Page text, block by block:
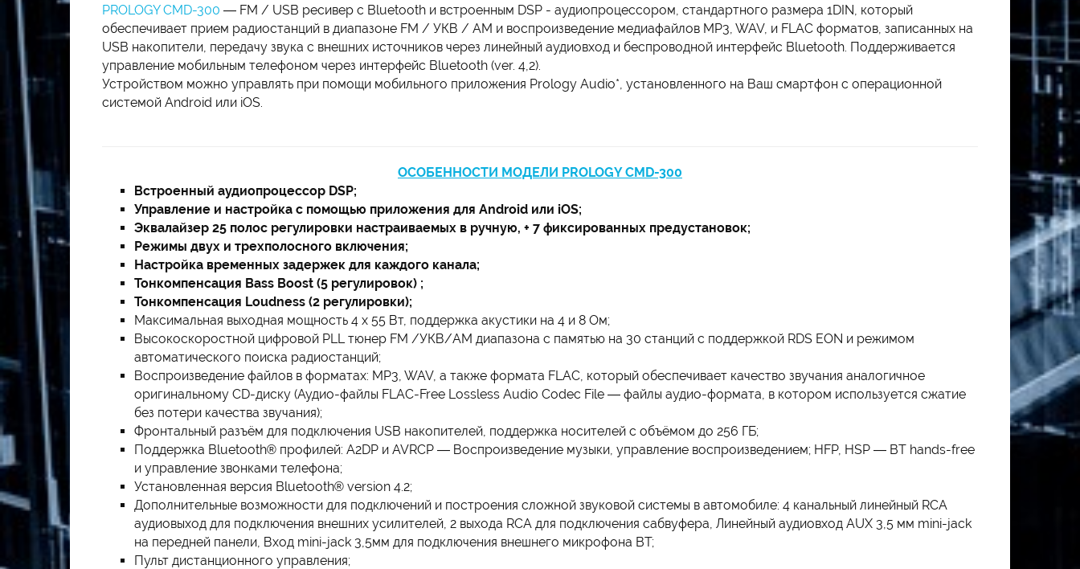
PROLOGY CMD-300 — FM / USB ресивер с Bluetooth и встроенным DSP - аудиопроцессором, стандартного размера 1DIN, который
обеспечивает прием радиостанций в диапазоне FM / УКВ / AM и воспроизведение медиафайлов MP3, WAV, и FLAC форматов, записанных на
USB накопители, передачу звука с внешних источников через линейный аудиовход и беспроводной интерфейс Bluetooth. Поддерживается
управление мобильным телефоном через интерфейс Bluetooth (ver. 4,2).
Устройством можно управлять при помощи мобильного приложения Prology Audio*, установленного на Ваш смартфон с операционной
системой Android или iOS.
ОСОБЕННОСТИ МОДЕЛИ PROLOGY CMD-300
Встроенный аудиопроцессор DSP;
Управление и настройка с помощью приложения для Android или iOS;
Эквалайзер 25 полос регулировки настраиваемых в ручную, + 7 фиксированных предустановок;
Режимы двух и трехполосного включения;
Настройка временных задержек для каждого канала;
Тонкомпенсация Bass Boost (5 регулировок) ;
Тонкомпенсация Loudness (2 регулировки);
Максимальная выходная мощность 4 х 55 Вт, поддержка акустики на 4 и 8 Ом;
Высокоскоростной цифровой PLL тюнер FM /УКВ/AM диапазона с памятью на 30 станций c поддержкой RDS EON и режимом
автоматического поиска радиостанций;
Воспроизведение файлов в форматах: MP3, WAV, а также формата FLAC, который обеспечивает качество звучания аналогичное
оригинальному CD-диску (Аудио-файлы FLAC-Free Lossless Audio Codec File — файлы аудио-формата, в котором используется сжатие
без потери качества звучания);
Фронтальный разъём для подключения USB накопителей, поддержка носителей с объёмом до 256 ГБ;
Поддержка Bluetooth® профилей: A2DP и AVRCP — Воспроизведение музыки, управление воспроизведением; HFP, HSP — BT hands-free
и управление звонками телефона;
Установленная версия Bluetooth® version 4.2;
Дополнительные возможности для подключений и построения сложной звуковой системы в автомобиле: 4 канальный линейный RCA
аудиовыход для подключения внешних усилителей, 2 выхода RCA для подключения сабвуфера, Линейный аудиовход AUX 3,5 мм mini-jack
на передней панели, Вход mini-jack 3,5мм для подключения внешнего микрофона BT;
Пульт дистанционного управления;